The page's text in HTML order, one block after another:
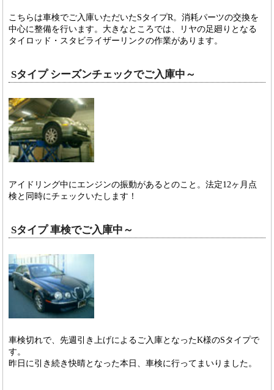
こちらは車検でご入庫いただいたSタイプR。消耗パーツの交換を
中心に整備を行います。大きなところでは、リヤの足廻りとなる
タイロッド・スタビライザーリンクの作業があります。
Sタイプ シーズンチェックでご入庫中～
アイドリング中にエンジンの振動があるとのこと。法定12ヶ月点
検と同時にチェックいたします！
Sタイプ 車検でご入庫中～
車検切れで、先週引き上げによるご入庫となったK様のSタイプで
す。
昨日に引き続き快晴となった本日、車検に行ってまいりました。